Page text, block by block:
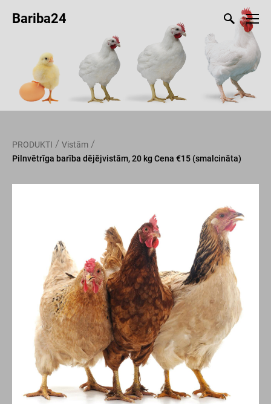
Bariba24
PRODUKTI / Vistām /
Pilnvētrīga barība dējējvistām, 20 kg Cena €15 (smalcināta)